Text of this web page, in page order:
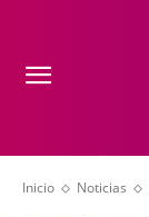
Inicio Noticias